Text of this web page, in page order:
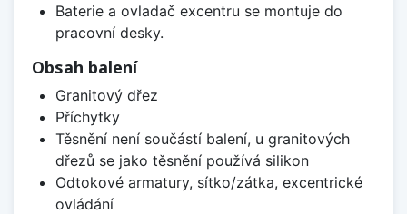
Baterie a ovladač excentru se montuje do
pracovní desky.
Obsah balení
Granitový dřez
Příchytky
Těsnění není součástí balení, u granitových
dřezů se jako těsnění používá silikon
Odtokové armatury, sítko/zátka, excentrické
ovládání